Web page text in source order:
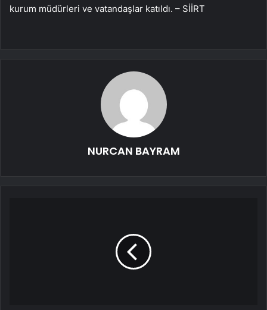
kurum müdürleri ve vatandaşlar katıldı. – SİİRT
NURCAN BAYRAM